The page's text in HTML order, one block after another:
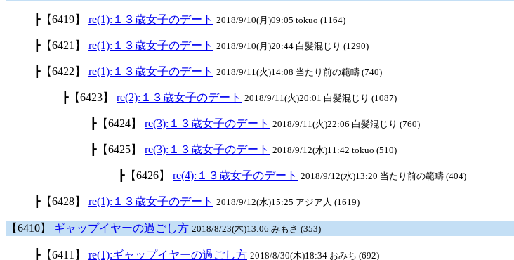
┣ 【6419】 re(1):１３歳女子のデート 2018/9/10(月)09:05 tokuo (1164)
┣ 【6421】 re(1):１３歳女子のデート 2018/9/10(月)20:44 白髪混じり (1290)
┣ 【6422】 re(1):１３歳女子のデート 2018/9/11(火)14:08 当たり前の範疇 (740)
┣ 【6423】 re(2):１３歳女子のデート 2018/9/11(火)20:01 白髪混じり (1087)
┣ 【6424】 re(3):１３歳女子のデート 2018/9/11(火)22:06 白髪混じり (760)
┣ 【6425】 re(3):１３歳女子のデート 2018/9/12(水)11:42 tokuo (510)
┣ 【6426】 re(4):１３歳女子のデート 2018/9/12(水)13:20 当たり前の範疇 (404)
┣ 【6428】 re(1):１３歳女子のデート 2018/9/12(水)15:25 アジア人 (1619)
【6410】 ギャップイヤーの過ごし方 2018/8/23(木)13:06 みもさ (353)
┣ 【6411】 re(1):ギャップイヤーの過ごし方 2018/8/30(木)18:34 おみち (692)